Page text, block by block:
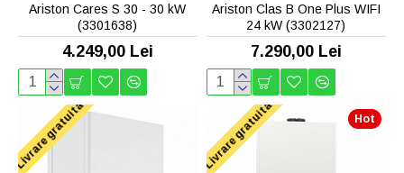
Ariston Cares S 30 - 30 kW
(3301638)
4.249,00 Lei
Ariston Clas B One Plus WIFI
24 kW (3302127)
7.290,00 Lei
Livrare gratuita Hot
Livrare gratuita